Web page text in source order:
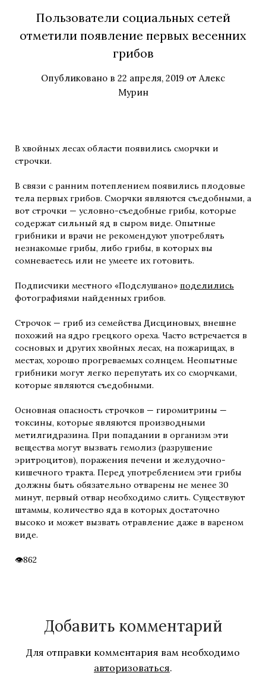
Пользователи социальных сетей
отметили появление первых весенних
грибов
Опубликовано в 22 апреля, 2019 от Алекс
Мурин
В хвойных лесах области появились сморчки и
строчки.
В связи с ранним потеплением появились плодовые
тела первых грибов. Сморчки являются съедобными, а
вот строчки — условно-съедобные грибы, которые
содержат сильный яд в сыром виде. Опытные
грибники и врачи не рекомендуют употреблять
незнакомые грибы, либо грибы, в которых вы
сомневаетесь или не умеете их готовить.
Подписчики местного «Подслушано» поделились
фотографиями найденных грибов.
Строчок — гриб из семейства Дисциновых, внешне
похожий на ядро грецкого ореха. Часто встречается в
сосновых и других хвойных лесах, на пожарищах, в
местах, хорошо прогреваемых солнцем. Неопытные
грибники могут легко перепутать их со сморчками,
которые являются съедобными.
Основная опасность строчков — гиромитрины —
токсины, которые являются производными
метилгидразина. При попадании в организм эти
вещества могут вызвать гемолиз (разрушение
эритроцитов), поражения печени и желудочно-
кишечного тракта. Перед употреблением эти грибы
должны быть обязательно отварены не менее 30
минут, первый отвар необходимо слить. Существуют
штаммы, количество яда в которых достаточно
высоко и может вызвать отравление даже в вареном
виде.
862
Добавить комментарий
Для отправки комментария вам необходимо
авторизоваться.